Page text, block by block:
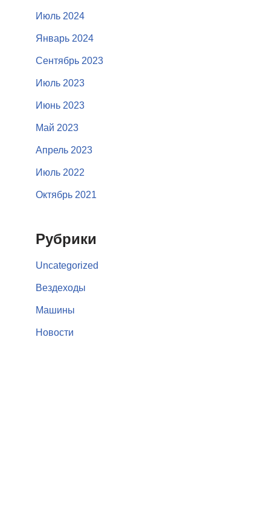
Июль 2024
Январь 2024
Сентябрь 2023
Июль 2023
Июнь 2023
Май 2023
Апрель 2023
Июль 2022
Октябрь 2021
Рубрики
Uncategorized
Вездеходы
Машины
Новости